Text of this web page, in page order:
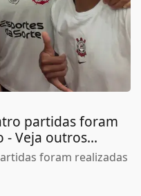
partidas foram
- Veja outros...
foram realizadas